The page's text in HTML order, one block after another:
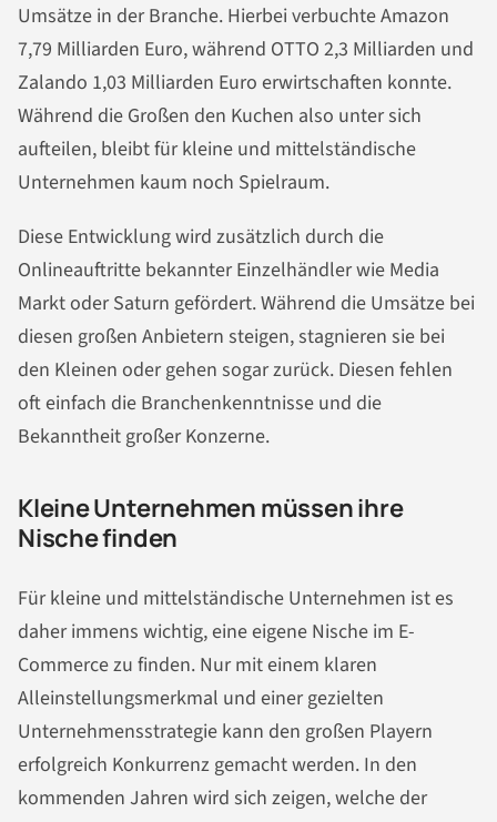
Umsätze in der Branche. Hierbei verbuchte Amazon
7,79 Milliarden Euro, während OTTO 2,3 Milliarden und
Zalando 1,03 Milliarden Euro erwirtschaften konnte.
Während die Großen den Kuchen also unter sich
aufteilen, bleibt für kleine und mittelständische
Unternehmen kaum noch Spielraum.
Diese Entwicklung wird zusätzlich durch die
Onlineauftritte bekannter Einzelhändler wie Media
Markt oder Saturn gefördert. Während die Umsätze bei
diesen großen Anbietern steigen, stagnieren sie bei
den Kleinen oder gehen sogar zurück. Diesen fehlen
oft einfach die Branchenkenntnisse und die
Bekanntheit großer Konzerne.
Kleine Unternehmen müssen ihre
Nische finden
Für kleine und mittelständische Unternehmen ist es
daher immens wichtig, eine eigene Nische im E-
Commerce zu finden. Nur mit einem klaren
Alleinstellungsmerkmal und einer gezielten
Unternehmensstrategie kann den großen Playern
erfolgreich Konkurrenz gemacht werden. In den
kommenden Jahren wird sich zeigen, welche der